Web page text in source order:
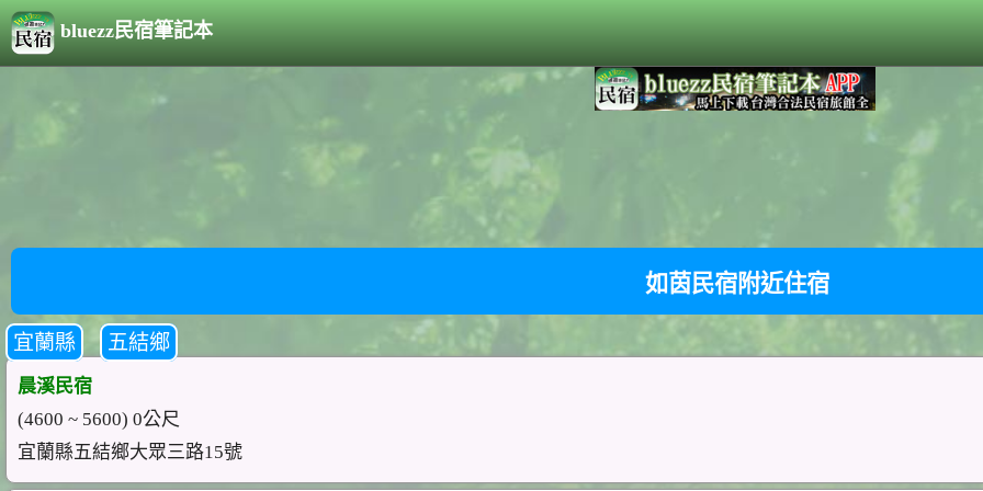
bluezz民宿筆記本
如茵民宿附近住宿
宜蘭縣 五結鄉
晨溪民宿
(4600 ~ 5600) 0公尺
宜蘭縣五結鄉大眾三路15號